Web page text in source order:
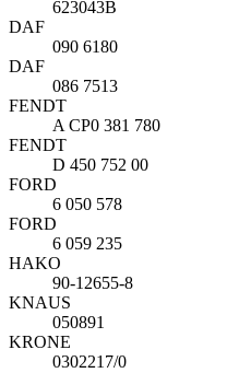
623043B
DAF
090 6180
DAF
086 7513
FENDT
A CP0 381 780
FENDT
D 450 752 00
FORD
6 050 578
FORD
6 059 235
HAKO
90-12655-8
KNAUS
050891
KRONE
0302217/0